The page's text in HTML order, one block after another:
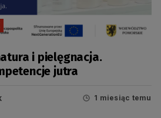
i pielęgnacja.
jutra
1 miesiąc temu